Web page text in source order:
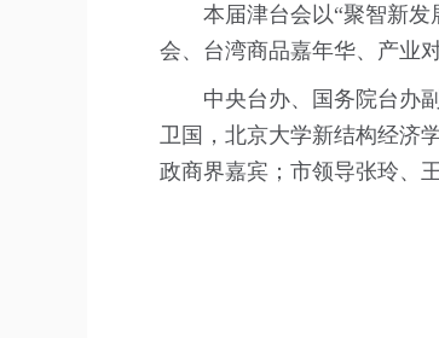
本届津台会以“聚智新
会、台湾商品嘉年华、产业
中央台办、国务院台办
卫国，北京大学新结构经济
政商界嘉宾；市领导张玲、